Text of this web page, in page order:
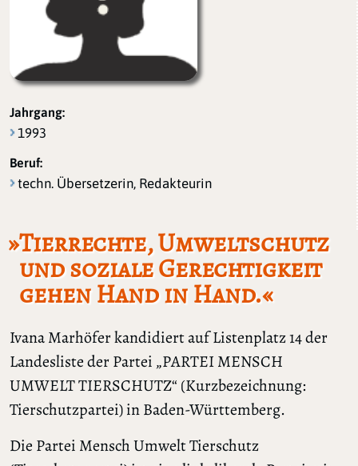
Jahrgang:
1993
Beruf:
techn. Übersetzerin, Redakteurin
»Tierrechte, Umweltschutz
und soziale Gerechtigkeit
gehen Hand in Hand.«
Ivana Marhöfer kandidiert auf Listenplatz 14 der
Landesliste der Partei „PARTEI MENSCH
UMWELT TIERSCHUTZ“ (Kurzbezeichnung:
Tierschutzpartei) in Baden-Württemberg.
Die Partei Mensch Umwelt Tierschutz